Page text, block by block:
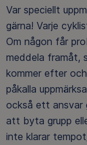
Var speciellt
gärna! Varje
Om någon får
meddela framåt,
kommer efter
påkalla
också ett ansvar
att byta grupp
inte klarar